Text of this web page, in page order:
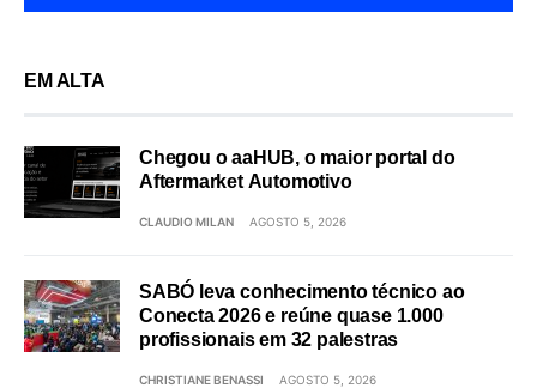
EM ALTA
Chegou o aaHUB, o maior portal do
Aftermarket Automotivo
CLAUDIO MILAN AGOSTO 5, 2026
SABÓ leva conhecimento técnico ao
Conecta 2026 e reúne quase 1.000
profissionais em 32 palestras
CHRISTIANE BENASSI AGOSTO 5, 2026